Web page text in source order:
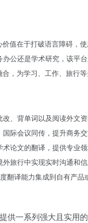
值在于打破语言障碍，
公还是学术研究，该平
，为学习、工作、旅行
、背单词以及阅读外文资
际会议同传，提升商务
论文的翻译，提供专业
旅行中实现实时沟通和信
翻译能力集成到自有产品
供一系列强大且实用的